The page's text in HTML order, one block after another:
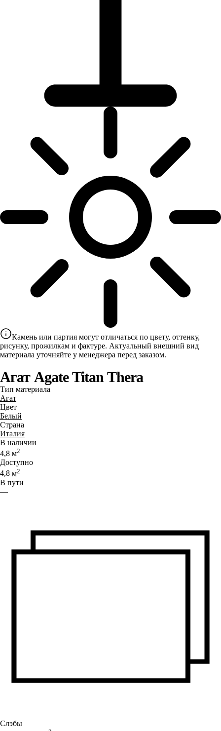
Камень или партия могут отличаться по цвету, оттенку,
рисунку, прожилкам и фактуре. Актуальный внешний вид
материала уточняйте у менеджера перед заказом.
Агат Agate Titan Thera
Тип материала
Агат
Цвет
Белый
Страна
Италия
В наличии
4,8 м2
Доступно
4,8 м2
В пути
—
Слэбы